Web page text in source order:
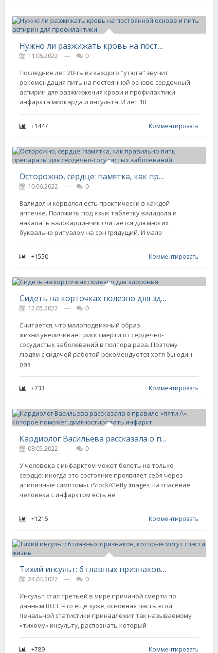
Нужно ли разжижать кровь на постоянной основе и пить аспирин для профилактики
11.06.2022 ---
0
Последние лет 20-ть из каждого "утюга" звучит
рекомендация пить на постоянной основе сердечный
аспирин для разжижжения крови и профилактики
инфаркта миокарда и инсульта. И лет 10
+1447 Комментировать
Осторожно, сердце: памятка, как правильно пить препараты для сердечно-сосудистых заболеваний
10.06.2022 ---
0
Валидол и корвалол есть практически в каждой
аптечке. Положить под язык таблетку валидола и
накапать валокардинчик считается для многих
буквально ритуалом на сон грядущий. И мало
+1550 Комментировать
Сидеть на корточках полезно для здоровья
12.05.2022 ---
0
Считается, что малоподвижный образ
жизни увеличивает риск смерти от сердечно-
сосудистых заболеваний в полтора раза. Поэтому
людям с сидячей работой рекомендуется хотя бы один
раз
+733 Комментировать
Кардиолог Васильева рассказала о правиле «пяти А», которое поможет диагностировать инфаркт
08.05.2022 ---
0
У человека с инфарктом может болеть не только
сердце: иногда это состояние проявляет себя через
атипичные симптомы. iStock/Getty Images На спасение
человека с инфарктом есть не
+1215 Комментировать
Тихий инсульт: 6 главных признаков, которые могут спасти жизнь
24.04.2022 ---
0
Инсульт стал третьей в мире причиной смерти по
данным ВОЗ. Что еще хуже, основная часть этой
печальной статистики принадлежит так называемому
«тихому» инсульту, распознать который
+789 Комментировать